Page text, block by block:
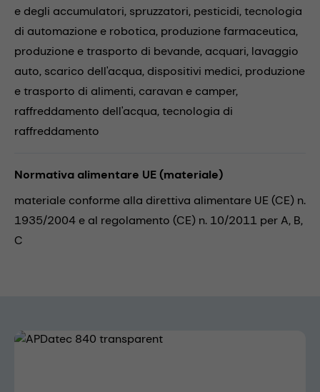
e degli accumulatori, spruzzatori, pesticidi,tecnologia
di automazione e robotica, produzione farmaceutica,
produzione e trasporto di bevande, acquari, lavaggio
auto, scarico dell'acqua, dispositivi medici, produzione
e trasporto di alimenti, caravan e camper,
raffreddamento dell'acqua,tecnologia di
raffreddamento
Normativa alimentare UE (materiale)
materiale conforme alla direttiva alimentare UE (CE) n.
1935/2004 e al regolamento (CE) n. 10/2011 per A, B,
C
Skip image gallery